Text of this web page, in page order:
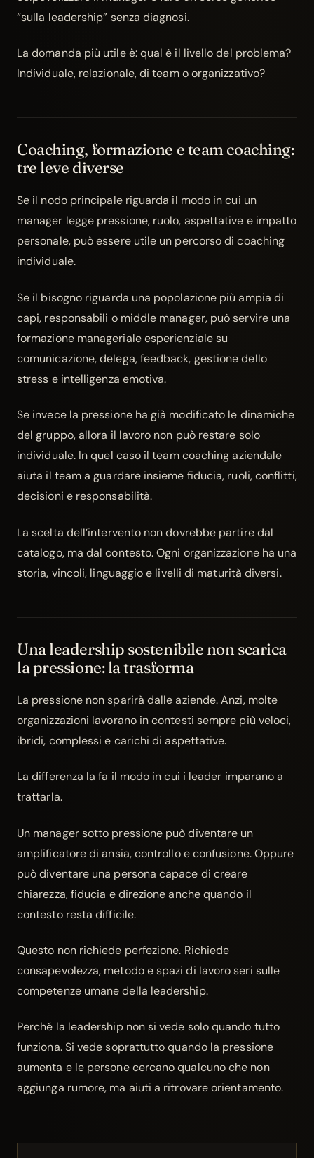
“sulla leadership” senza diagnosi.
La domanda più utile è: qual è il livello del problema?
Individuale, relazionale, di team o organizzativo?
Coaching, formazione e team coaching:
tre leve diverse
Se il nodo principale riguarda il modo in cui un
manager legge pressione, ruolo, aspettative e impatto
personale, può essere utile un percorso dicoaching
individuale.
Se il bisogno riguarda una popolazione più ampia di
capi, responsabili o middle manager, può servire una
formazione managerialeesperienziale su
comunicazione, delega, feedback, gestione dello
stress e intelligenza emotiva.
Se invece la pressione ha già modificato le dinamiche
del gruppo, allora il lavoro non può restare solo
individuale. In quel caso ilteam coaching aziendale
aiuta il team a guardare insieme fiducia, ruoli, conflitti,
decisioni e responsabilità.
La scelta dell’intervento non dovrebbe partire dal
catalogo, ma dal contesto. Ogni organizzazione ha una
storia, vincoli, linguaggio e livelli di maturità diversi.
Una leadership sostenibile non scarica
la pressione: la trasforma
La pressione non sparirà dalle aziende. Anzi, molte
organizzazioni lavorano in contesti sempre più veloci,
ibridi, complessi e carichi di aspettative.
La differenza la fa il modo in cui i leader imparano a
trattarla.
Un manager sotto pressione può diventare un
amplificatore di ansia, controllo e confusione. Oppure
può diventare una persona capace di creare
chiarezza, fiducia e direzione anche quando il
contesto resta difficile.
Questo non richiede perfezione. Richiede
consapevolezza, metodo e spazi di lavoro seri sulle
competenze umane della leadership.
Perché la leadership non si vede solo quando tutto
funziona. Si vede soprattutto quando la pressione
aumenta e le persone cercano qualcuno che non
aggiunga rumore, ma aiuti a ritrovare orientamento.